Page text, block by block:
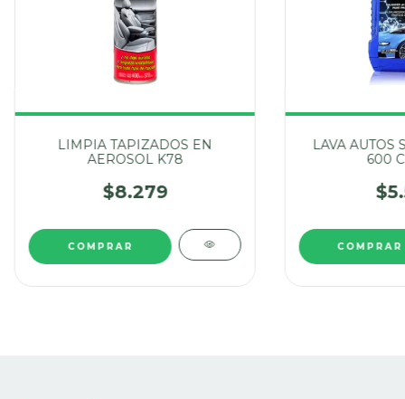
LIMPIA TAPIZADOS EN
AEROSOL K78
$8.279
LAVA AUTOS
600